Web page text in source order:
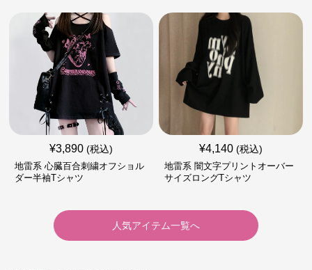
¥3,890 (税込)
地雷系 心臓百合刺繍オフショル
ダー半袖Tシャツ
¥4,140 (税込)
地雷系 闇文字プリントオーバー
サイズロングTシャツ
人気アイテム一覧へ